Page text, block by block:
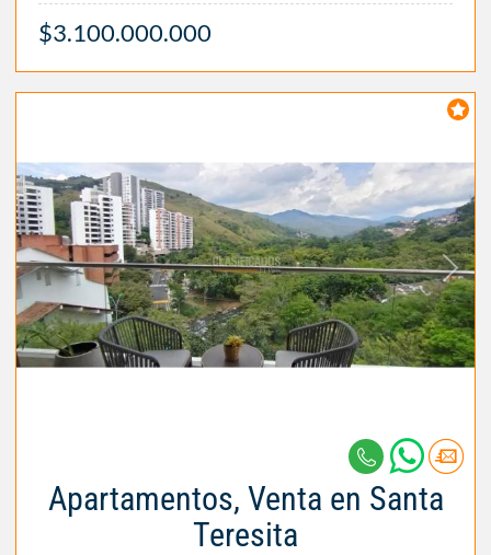
$3.100.000.000
Apartamentos, Venta en Santa
Teresita